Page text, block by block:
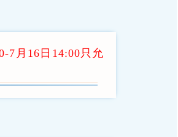
7月16日14:00只允